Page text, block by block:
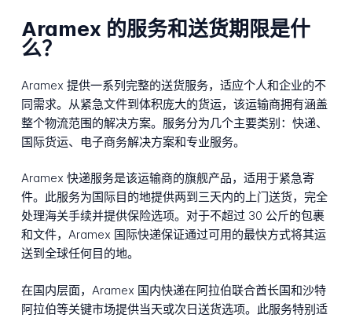
Aramex 的服务和送货期限是什
么？
Aramex 提供一系列完整的送货服务，适应个人和企业的不
同需求。从紧急文件到体积庞大的货运，该运输商拥有涵盖
整个物流范围的解决方案。服务分为几个主要类别：快递、
国际货运、电子商务解决方案和专业服务。
Aramex 快递服务是该运输商的旗舰产品，适用于紧急寄
件。此服务为国际目的地提供两到三天内的上门送货，完全
处理海关手续并提供保险选项。对于不超过 30 公斤的包裹
和文件，Aramex 国际快递保证通过可用的最快方式将其运
送到全球任何目的地。
在国内层面，Aramex 国内快递在阿拉伯联合酋长国和沙特
阿拉伯等关键市场提供当天或次日送货选项。此服务特别适